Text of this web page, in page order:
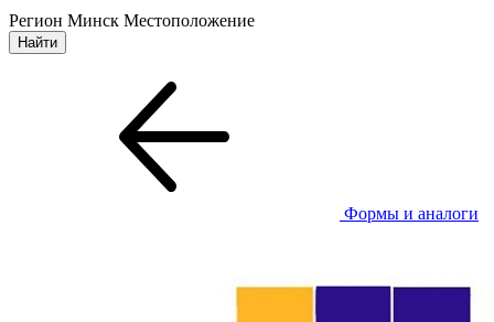
Регион Минск Местоположение
Формы и аналоги